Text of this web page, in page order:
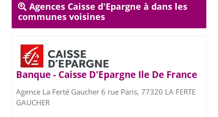
Agences Caisse d'Epargne à dans les
communes voisines
Banque - Caisse D'Epargne Ile De France
Agence La Ferté Gaucher 6 rue Paris, 77320 LA FERTE
GAUCHER